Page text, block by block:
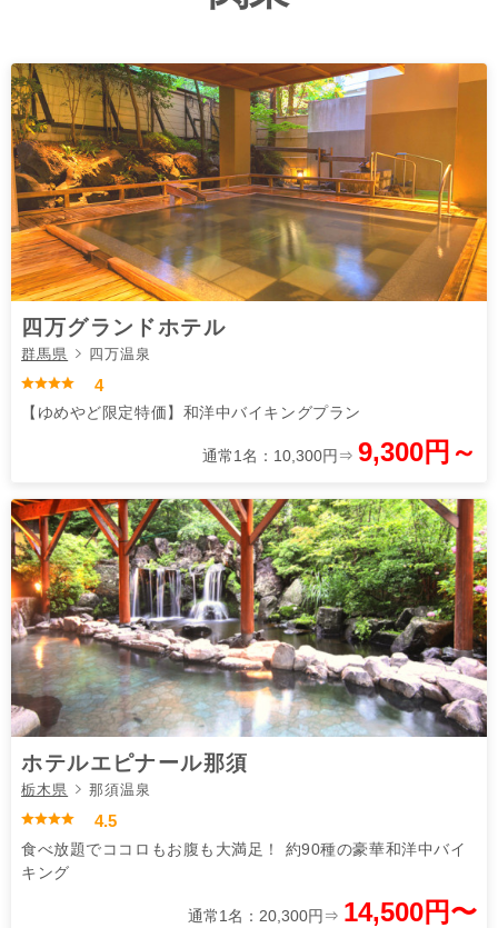
四万グランドホテル
群馬県 四万温泉
4
【ゆめやど限定特価】和洋中バイキングプラン
通常1名：10,300円⇒ 9,300円～
ホテルエピナール那須
栃木県 那須温泉
4.5
食べ放題でココロもお腹も大満足！ 約90種の豪華和洋中バイ
キング
通常1名：20,300円⇒ 14,500円〜